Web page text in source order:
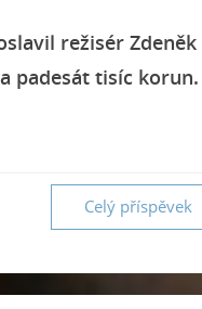
režisér Zdeněk
padesát tisíc korun.
Celý příspěvek